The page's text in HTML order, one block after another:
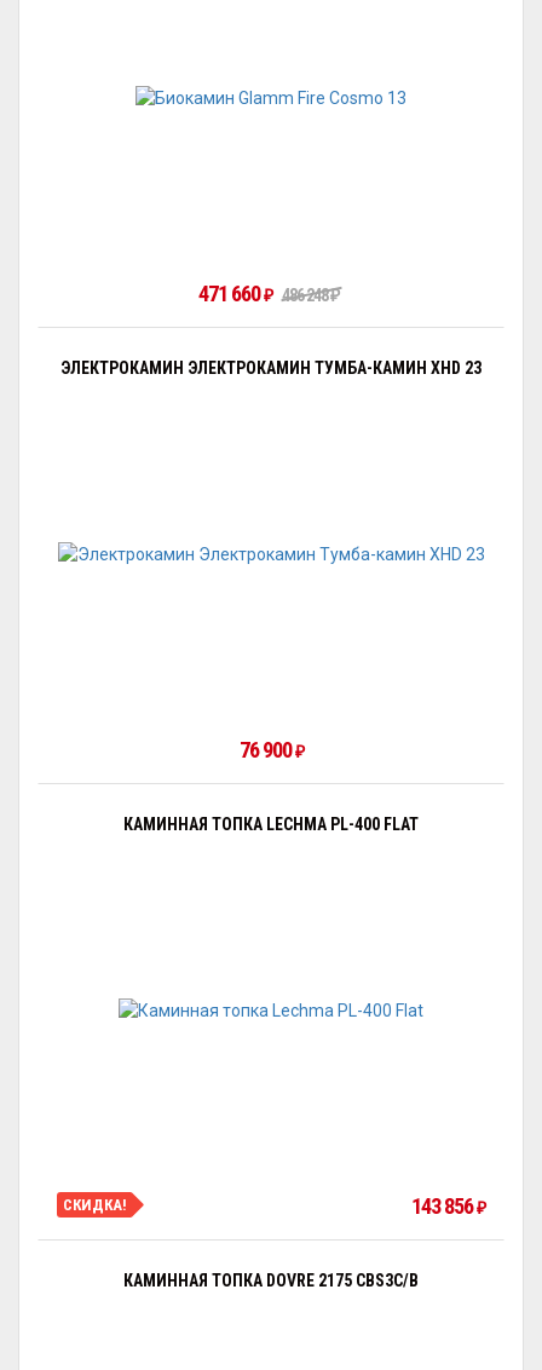
471 660 ₽ 486 248₽
ЭЛЕКТРОКАМИН ЭЛЕКТРОКАМИН ТУМБА-КАМИН XHD 23
76 900 ₽
КАМИННАЯ ТОПКА LECHMA PL-400 FLAT
СКИДКА! 143 856 ₽
КАМИННАЯ ТОПКА DOVRE 2175 CBS3C/B